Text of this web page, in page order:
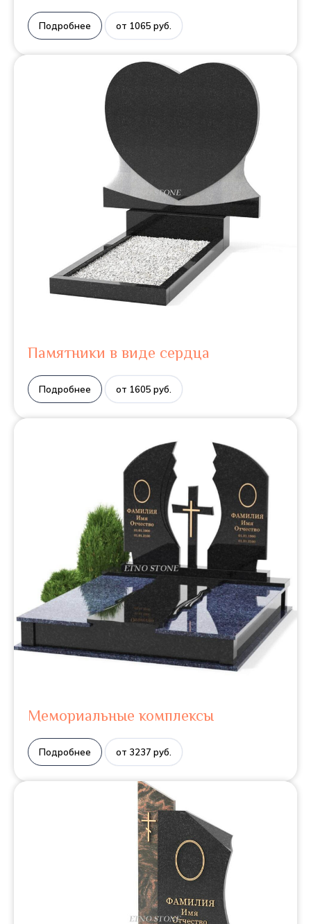
Подробнее от 1065 руб.
Памятники в виде сердца
Подробнее от 1605 руб.
Мемориальные комплексы
Подробнее от 3237 руб.